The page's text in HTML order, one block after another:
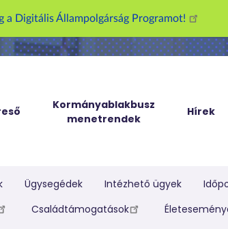
a Digitális Állampolgárság Programot!
Kormányablakbusz
menetrendek
Hírek
Ügysegédek Intézhető ügyek
Családtámogatások